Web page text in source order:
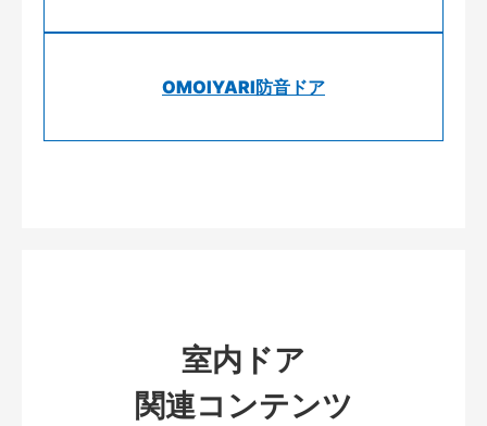
OMOIYARI防音ドア
室内ドア
関連コンテンツ